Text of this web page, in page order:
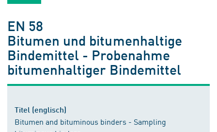
EN 58
Bitumen und bitumenhaltige
Bindemittel - Probenahme
bitumenhaltiger Bindemittel
Titel (englisch)
Bitumen and bituminous binders - Sampling